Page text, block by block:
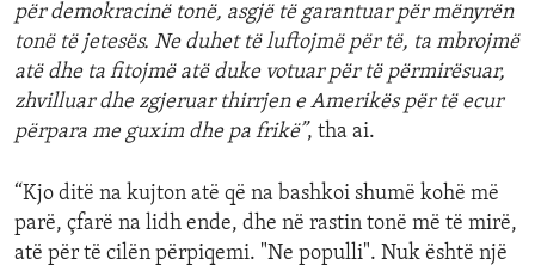
për demokracinë tonë, asgjë të garantuar për mënyrën
tonë të jetesës. Ne duhet të luftojmë për të, ta mbrojmë
atë dhe ta fitojmë atë duke votuar për të përmirësuar,
zhvilluar dhe zgjeruar thirrjen e Amerikës për të ecur
përpara me guxim dhe pa frikë”, tha ai.
“Kjo ditë na kujton atë që na bashkoi shumë kohë më
parë, çfarë na lidh ende, dhe në rastin tonë më të mirë,
atë për të cilën përpiqemi. "Ne populli". Nuk është një